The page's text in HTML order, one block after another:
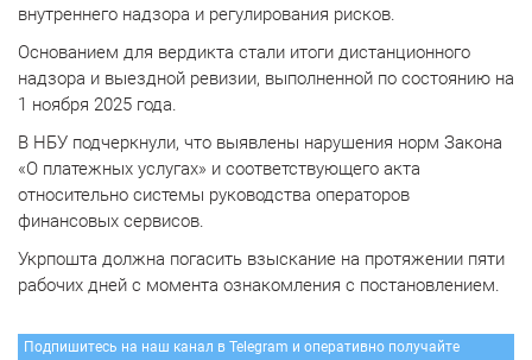
внутреннего надзора и регулирования рисков.
Основанием для вердикта стали итоги дистанционного
надзора и выездной ревизии, выполненной по состоянию на
1 ноября 2025 года.
В НБУ подчеркнули, что выявлены нарушения норм Закона
«О платежных услугах» и соответствующего акта
относительно системы руководства операторов
финансовых сервисов.
Укрпошта должна погасить взыскание на протяжении пяти
рабочих дней с момента ознакомления с постановлением.
Подпишитесь на наш канал в Telegram и оперативно получайте